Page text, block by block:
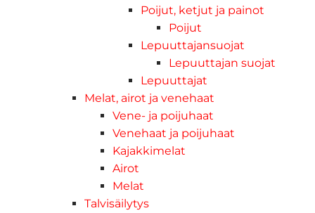
Poijut, ketjut ja painot
Poijut
Lepuuttajansuojat
Lepuuttajan suojat
Lepuuttajat
Melat, airot ja venehaat
Vene- ja poijuhaat
Venehaat ja poijuhaat
Kajakkimelat
Airot
Melat
Talvisäilytys